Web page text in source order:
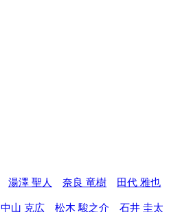
湯澤 聖人 奈良 竜樹 田代 雅也
中山 克広 松木 駿之介 石井 圭太